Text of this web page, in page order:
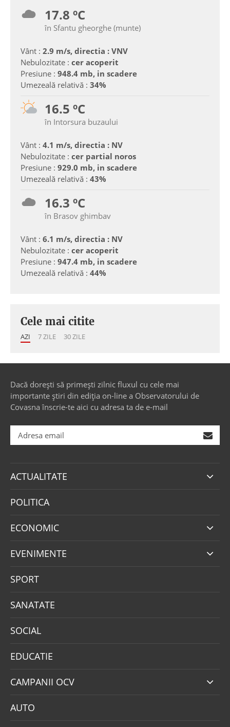
17.8 ºC
în Sfantu gheorghe (munte)
Vânt : 2.9 m/s, directia : VNV
Nebulozitate : cer acoperit
Presiune : 948.4 mb, in scadere
Umezeală relativă : 34%
16.5 ºC
în Intorsura buzaului
Vânt : 4.1 m/s, directia : NV
Nebulozitate : cer partial noros
Presiune : 929.0 mb, in scadere
Umezeală relativă : 43%
16.3 ºC
în Brasov ghimbav
Vânt : 6.1 m/s, directia : NV
Nebulozitate : cer acoperit
Presiune : 947.4 mb, in scadere
Umezeală relativă : 44%
Cele mai citite
AZI 7 ZILE 30 ZILE
Dacă dorești să primești zilnic fluxul cu cele mai
importante știri din ediția on-line a Observatorului de
Covasna înscrie-te aici cu adresa ta de e-mail
ACTUALITATE
POLITICA
ECONOMIC
EVENIMENTE
SPORT
SANATATE
SOCIAL
EDUCATIE
CAMPANII OCV
AUTO